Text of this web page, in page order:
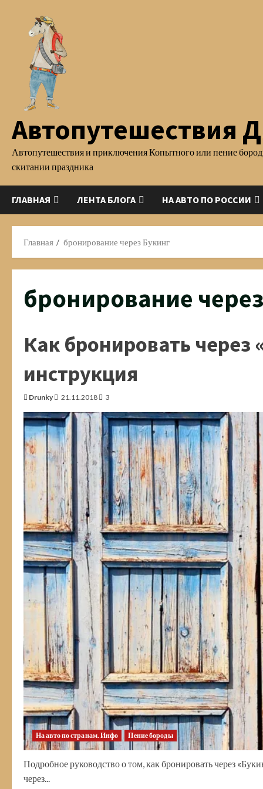
содержимому
Автопутешествия
Автопутешествия и приключения Копытного или пение
скитании праздника
ГЛАВНАЯ ЛЕНТА БЛОГА НА АВТО ПО РОССИИ
Главная бронирование через Букинг
бронирование
Как бронировать через
инструкция
Drunky 21.11.2018 3
На авто по странам. Инфо Пение бороды
Подробное руководство о том, как бронировать через
через...